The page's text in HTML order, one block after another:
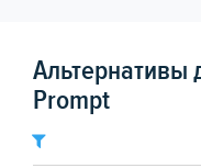
Альтернативы
Prompt